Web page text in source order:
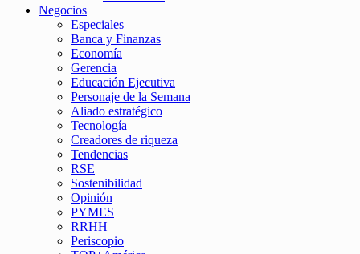
Negocios
Especiales
Banca y Finanzas
Economía
Gerencia
Educación Ejecutiva
Personaje de la Semana
Aliado estratégico
Tecnología
Creadores de riqueza
Tendencias
RSE
Sostenibilidad
Opinión
PYMES
RRHH
Periscopio